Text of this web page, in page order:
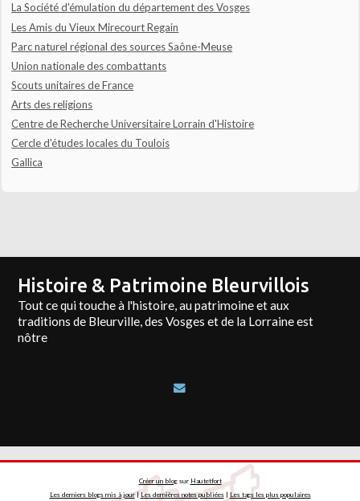
La Société d'émulation du département des Vosges
Les Amis du Vieux Mirecourt Regain
Parc naturel régional des sources Saône-Meuse
Union nationale des combattants
Scouts unitaires de France
Arts des religions
Centre de Recherche Universitaire Lorrain d'Histoire
Cercle d'études locales du Toulois
Gallica
Histoire & Patrimoine Bleurvillois
Tout ce qui touche à l'histoire, au patrimoine et aux
traditions de Bleurville, des Vosges et de la Lorraine est
nôtre
Créer un blogsur Hautetfort
Les derniers blogs mis à jour|Les dernières notes publiées| Les tags les plus populaires